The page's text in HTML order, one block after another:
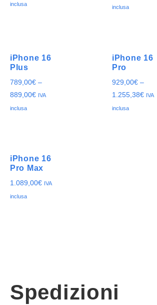
inclusa inclusa
iPhone 16
Plus
789,00€ –
889,00€ IVA
inclusa
iPhone 16
Pro
929,00€ –
1.255,38€ IVA
inclusa
iPhone 16
Pro Max
1.089,00€ IVA
inclusa
Spedizioni